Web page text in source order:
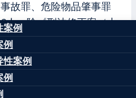
案例
例
性案例
例
故罪、危险物品肇事罪
人。除《刑法修正案（十
，其他罪名受案人数较
疫情影响2020年不作为比
情况看，此类犯罪主要